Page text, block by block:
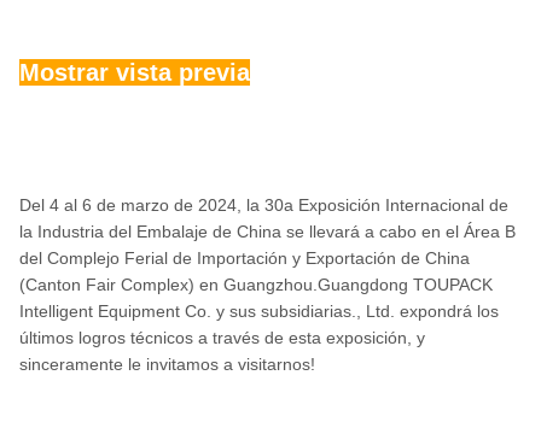
Mostrar vista previa
Del 4 al 6 de marzo de 2024, la 30a Exposición Internacional de
la Industria del Embalaje de China se llevará a cabo en el Área B
del Complejo Ferial de Importación y Exportación de China
(Canton Fair Complex) en Guangzhou.Guangdong TOUPACK
Intelligent Equipment Co. y sus subsidiarias., Ltd. expondrá los
últimos logros técnicos a través de esta exposición, y
sinceramente le invitamos a visitarnos!